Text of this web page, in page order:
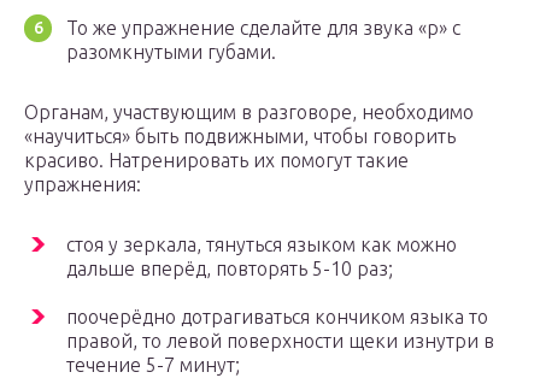
То же упражнение сделайте для звука «р» с
разомкнутыми губами.
Органам, участвующим в разговоре, необходимо
«научиться» быть подвижными, чтобы говорить
красиво. Натренировать их помогут такие
упражнения:
стоя у зеркала, тянуться языком как можно
дальше вперёд, повторять 5-10 раз;
поочерёдно дотрагиваться кончиком языка то
правой, то левой поверхности щеки изнутри в
течение 5-7 минут;